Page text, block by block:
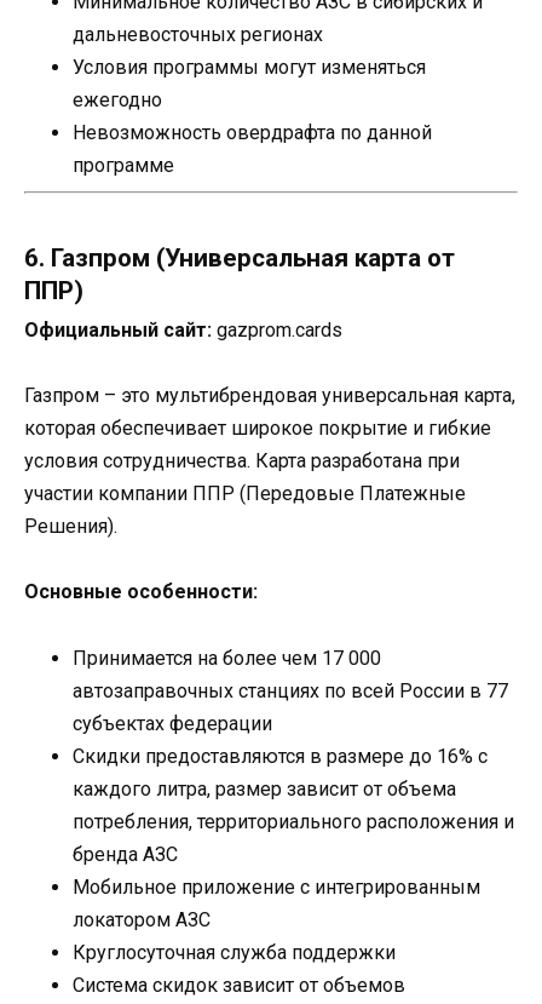
дальневосточных регионах
Условия программы могут изменяться
ежегодно
Невозможность овердрафта по данной
программе
6. Газпром (Универсальная карта от
ППР)
Официальный сайт: gazprom.cards
Газпром – это мультибрендовая универсальная карта,
которая обеспечивает широкое покрытие и гибкие
условия сотрудничества. Карта разработана при
участии компании ППР (Передовые Платежные
Решения).
Основные особенности:
Принимается на более чем 17 000
автозаправочных станциях по всей России в 77
субъектах федерации
Скидки предоставляются в размере до 16% с
каждого литра, размер зависит от объема
потребления, территориального расположения и
бренда АЗС
Мобильное приложение с интегрированным
локатором АЗС
Круглосуточная служба поддержки
Система скидок зависит от объемов